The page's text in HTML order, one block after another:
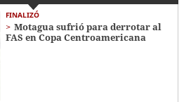
FINALIZÓ
Motagua sufrió para derrotar al
FAS en Copa Centroamericana